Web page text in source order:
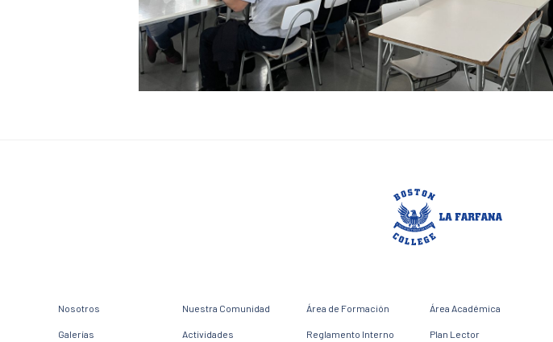
Nosotros
Galerías
Nuestra Comunidad
Actividades
Área de Formación
Reglamento Interno
Área Académica
Plan Lector